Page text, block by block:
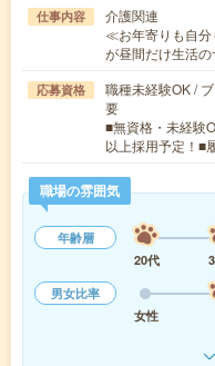
仕事内容
介護関連
≪お年寄りも自分
が昼間だけ生活
応募資格
職種未経験OK /
要
■無資格・未経験
以上採用予定！■
職場の雰囲気
年齢層
20代
男女比率
女性